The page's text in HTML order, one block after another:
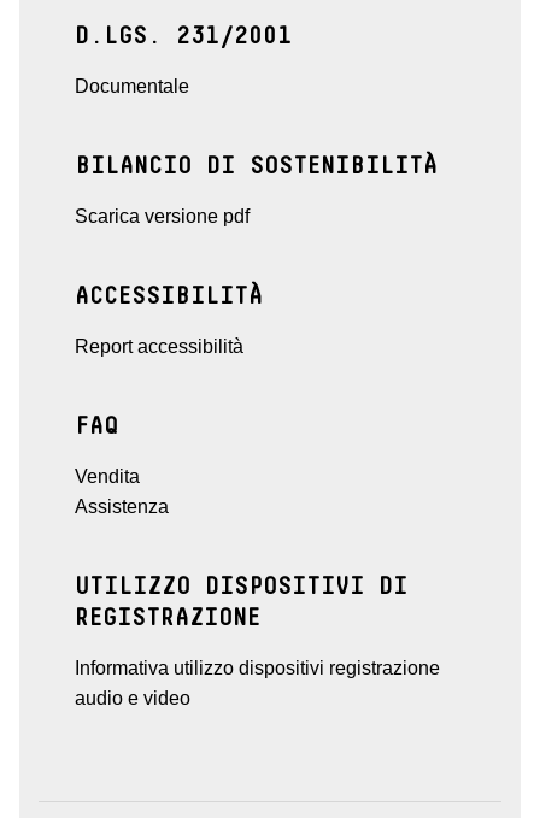
D.LGS. 231/2001
Documentale
BILANCIO DI SOSTENIBILITÀ
Scarica versione pdf
ACCESSIBILITÀ
Report accessibilità
FAQ
Vendita
Assistenza
UTILIZZO DISPOSITIVI DI
REGISTRAZIONE
Informativa utilizzo dispositivi registrazione
audio e video